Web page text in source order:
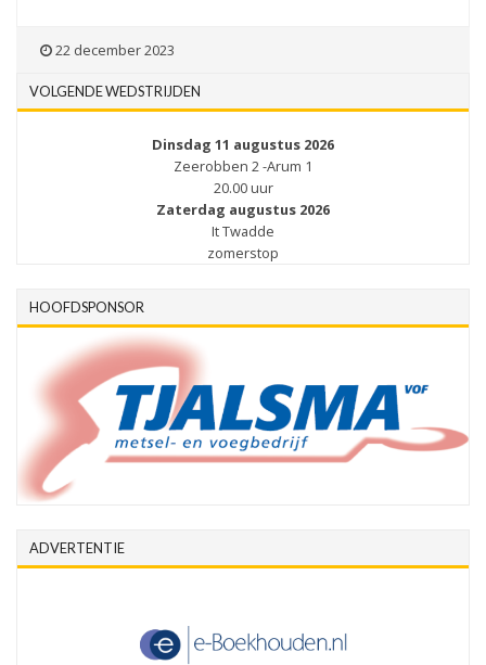
22 december 2023
VOLGENDE WEDSTRIJDEN
Dinsdag 11 augustus 2026
Zeerobben 2 -Arum 1
20.00 uur
Zaterdag augustus 2026
It Twadde
zomerstop
HOOFDSPONSOR
ADVERTENTIE